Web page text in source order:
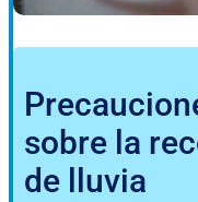
sobre la
de lluvia